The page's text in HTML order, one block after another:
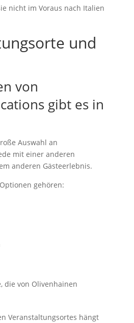
nicht im Voraus nach Italien
und
von
gibt es in
Auswahl an
mit einer anderen
anderen Gästeerlebnis.
gehören:
die von Olivenhainen
Veranstaltungsortes hängt